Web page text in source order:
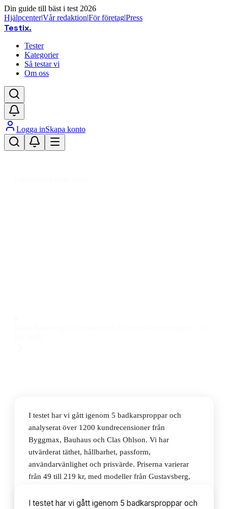
Din guide till bäst i test 2026
Hjälpcenter|Vår redaktion|För företag|Press
Testix.
Tester
Kategorier
Så testar vi
Om oss
Logga inSkapa konto
I testet har vi gått igenom 5 badkarsproppar och
analyserat över 1200 kundrecensioner från
Byggmax, Bauhaus och Clas Ohlson. Vi har
utvärderat täthet, hållbarhet, passform,
användarvänlighet och prisvärde. Priserna varierar
från 49 till 219 kr, med modeller från Gustavsberg,
I testet har vi gått igenom 5 badkarsproppar och